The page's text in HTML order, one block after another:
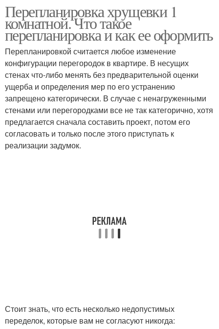
Перепланировка хрущевки 1
комнатной. Что такое
перепланировка и как ее оформить
Перепланировкой считается любое изменение
конфигурации перегородок в квартире. В несущих
стенах что-либо менять без предварительной оценки
ущерба и определения мер по его устранению
запрещено категорически. В случае с ненагруженными
стенами или перегородками все не так категорично, хотя
предлагается сначала составить проект, потом его
согласовать и только после этого приступать к
реализации задумок.
Стоит знать, что есть несколько недопустимых
переделок, которые вам не согласуют никогда: